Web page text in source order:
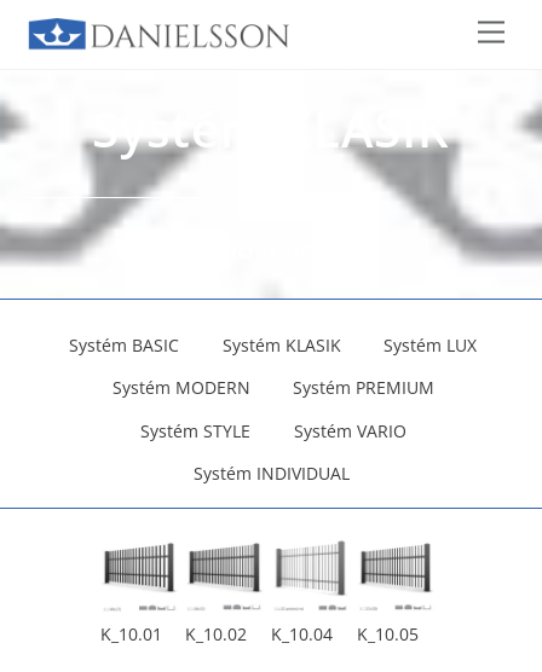
Systém KLASIK
Systém BASIC Systém KLASIK
Systém LUX
Systém MODERN
Systém PREMIUM
Systém STYLE
Systém VARIO
Systém INDIVIDUAL
K_10.01 K_10.02 K_10.04 K_10.05